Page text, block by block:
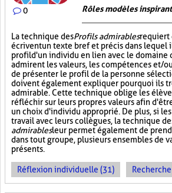
0 Rôles modèles
La technique desProfils admirablesrequiert
écrivent un texte bref et précis dans lequel
profil d'un individu en lien avec le domaine
admirent les valeurs, les compétences et/
de présenter le profil de la personne
doivent également expliquer pourquoi ils
admirable. Cette technique oblige les
réfléchir sur leurs propres valeurs afin
un choix d'individu approprié. De plus, si
travail avec leurs collègues, la technique
admirablesleur permet également de
dans tout groupe, plusieurs ensembles de
présents.
Réflexion individuelle (31)